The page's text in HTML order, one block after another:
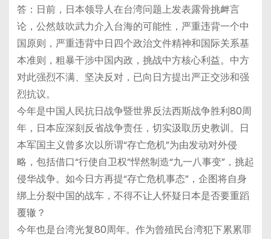
答：日前，日本领导人在台湾问题上发表露骨挑衅言
论，公然鼓吹武力介入台海的可能性，严重违背一个中
国原则，严重违背中日四个政治文件精神和国际关系基
本准则，粗暴干涉中国内政，挑战中方核心利益。中方
对此强烈不满、坚决反对，已向日方提出严正交涉和强
烈抗议。
今年是中国人民抗日战争暨世界反法西斯战争胜利80周
年，日本应深刻反省战争责任，切实汲取历史教训。日
本军国主义曾多次以所谓“存亡危机”为由发动对外侵
略，包括借口“行使自卫权”悍然制造“九一八事变”，挑起
侵华战争。如今日方再提“存亡危机事态”，企图将自身
绑上分裂中国的战车，不得不让人怀疑日本是否要重蹈
覆辙？
今年也是台湾光复80周年。作为曾殖民台湾犯下累累罪